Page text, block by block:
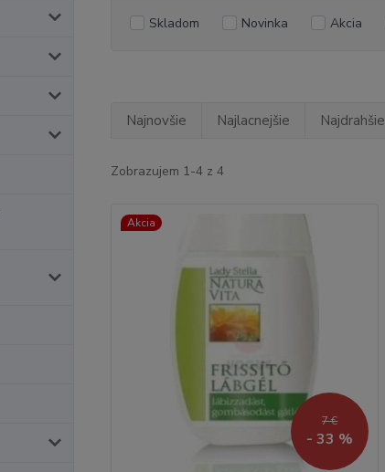
Skladom Novinka Akcia
Najnovšie Najlacnejšie Najdrahšie
Zobrazujem 1-4 z 4
Akcia
7 €
- 33 %